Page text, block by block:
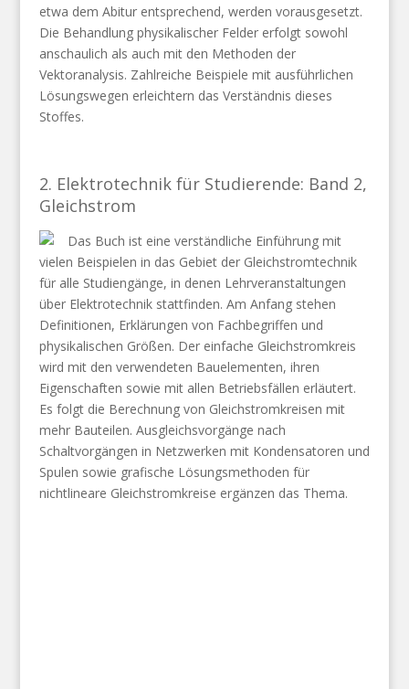
etwa dem Abitur entsprechend, werden vorausgesetzt.
Die Behandlung physikalischer Felder erfolgt sowohl
anschaulich als auch mit den Methoden der
Vektoranalysis. Zahlreiche Beispiele mit ausführlichen
Lösungswegen erleichtern das Verständnis dieses
Stoffes.
2. Elektrotechnik für Studierende: Band 2,
Gleichstrom
Das Buch ist eine verständliche Einführung mit
vielen Beispielen in das Gebiet der Gleichstromtechnik
für alle Studiengänge, in denen Lehrveranstaltungen
über Elektrotechnik stattfinden. Am Anfang stehen
Definitionen, Erklärungen von Fachbegriffen und
physikalischen Größen. Der einfache Gleichstromkreis
wird mit den verwendeten Bauelementen, ihren
Eigenschaften sowie mit allen Betriebsfällen erläutert.
Es folgt die Berechnung von Gleichstromkreisen mit
mehr Bauteilen. Ausgleichsvorgänge nach
Schaltvorgängen in Netzwerken mit Kondensatoren und
Spulen sowie grafische Lösungsmethoden für
nichtlineare Gleichstromkreise ergänzen das Thema.